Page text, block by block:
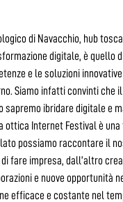
di Navacchio, hub
digitale, è quello
e le soluzioni
Siamo infatti convinti che
sapremo ibridare digitale e
ottica Internet Festival è una
possiamo raccontare il
di fare impresa, dall’altro
e nuove opportunità
efficace e costante nel